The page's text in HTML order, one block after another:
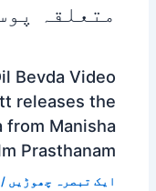
متعلقہ
Bevda Video
releases the
Manisha
Prasthanam
ایک تبصرہ چھوڑیں